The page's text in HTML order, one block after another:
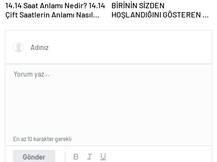
14.14 Saat Anlamı Nedir? 14.14
Çift Saatlerin Anlamı Nasıl
BİRİNİN SİZDEN
HOŞLANDIĞINI GÖSTEREN 6
Meğer en büyük aşk
Gönder
En az 10 karakter gerekli